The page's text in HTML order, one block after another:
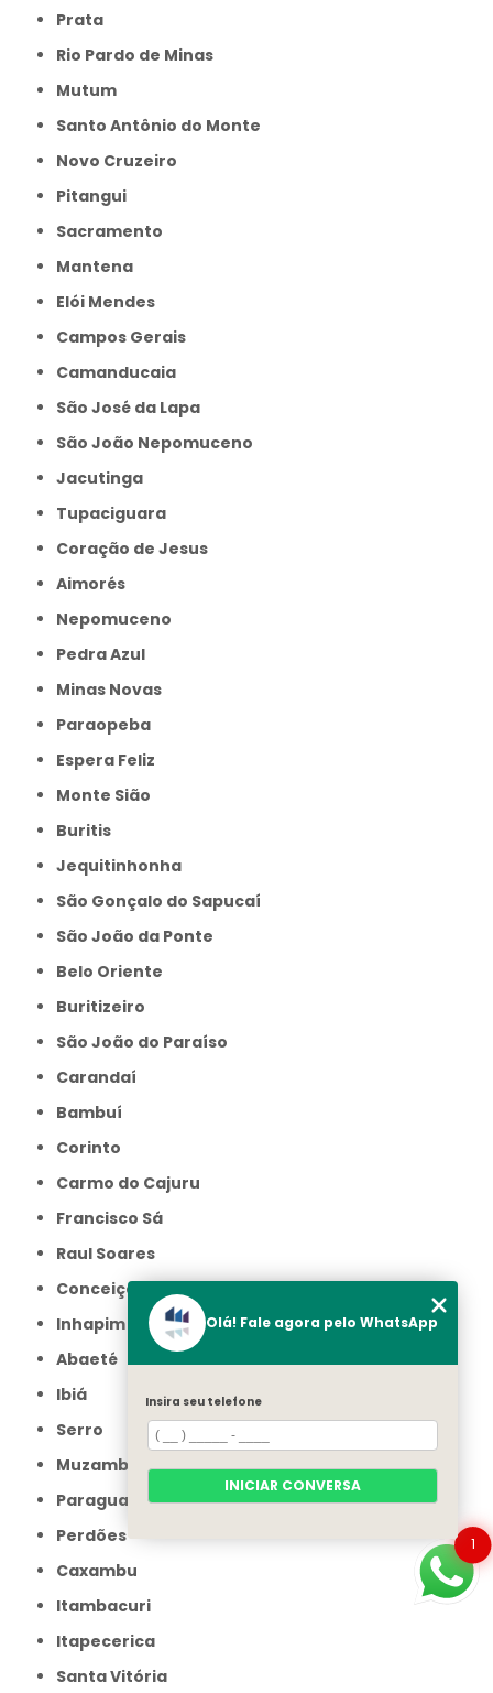
Prata
Rio Pardo de Minas
Mutum
Santo Antônio do Monte
Novo Cruzeiro
Pitangui
Sacramento
Mantena
Elói Mendes
Campos Gerais
Camanducaia
São José da Lapa
São João Nepomuceno
Jacutinga
Tupaciguara
Coração de Jesus
Aimorés
Nepomuceno
Pedra Azul
Minas Novas
Paraopeba
Espera Feliz
Monte Sião
Buritis
Jequitinhonha
São Gonçalo do Sapucaí
São João da Ponte
Belo Oriente
Buritizeiro
São João do Paraíso
Carandaí
Bambuí
Corinto
Carmo do Cajuru
Francisco Sá
Raul Soares
Conceição do Mato Dentro
Inhapim
Abaeté
Ibiá
Serro
Muzambinho
Paraguaçu
Perdões
Caxambu
Itambacuri
Itapecerica
Santa Vitória
1
Olá! Fale agora pelo WhatsApp
Insira seu telefone
INICIAR CONVERSA